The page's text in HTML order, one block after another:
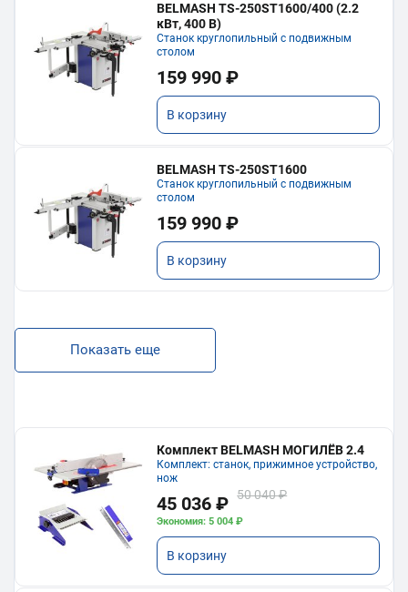
BELMASH TS-250ST1600/400 (2.2
кВт, 400 В)
Станок круглопильный с подвижным
столом
159 990 ₽
В корзину
BELMASH TS-250ST1600
Станок круглопильный с подвижным
столом
159 990 ₽
В корзину
Показать еще
Комплект BELMASH МОГИЛЁВ 2.4
Комплект: станок, прижимное устройство,
нож
45 036 ₽ 50 040 ₽
Экономия: 5 004 ₽
В корзину